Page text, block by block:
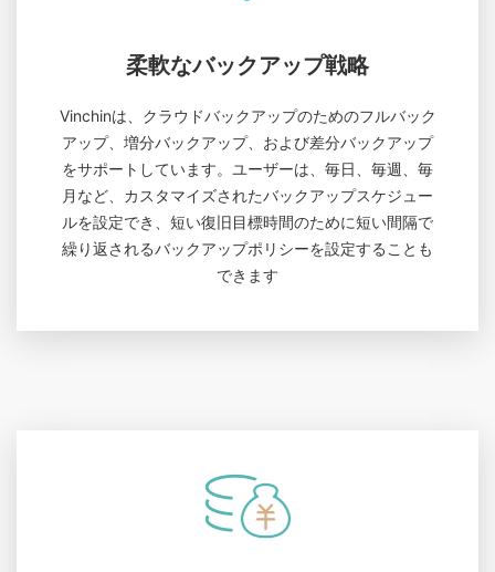
柔軟なバックアップ戦略
Vinchinは、クラウドバックアップのためのフルバック
アップ、増分バックアップ、および差分バックアップ
をサポートしています。ユーザーは、毎日、毎週、毎
月など、カスタマイズされたバックアップスケジュー
ルを設定でき、短い復旧目標時間のために短い間隔で
繰り返されるバックアップポリシーを設定することも
できます